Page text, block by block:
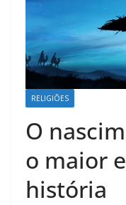
RELIGIÕES
O
o maior
história